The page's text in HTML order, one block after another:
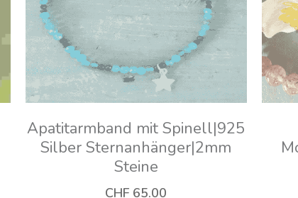
Fluoritarmband⎮6mm⎮goldfarb
ene Elemente
CHF 65.00